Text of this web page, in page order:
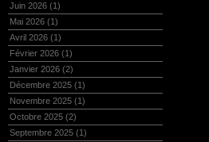
Juin 2026 (1)
Mai 2026 (1)
Avril 2026 (1)
Février 2026 (1)
Janvier 2026 (2)
Décembre 2025 (1)
Novembre 2025 (1)
Octobre 2025 (2)
Septembre 2025 (1)